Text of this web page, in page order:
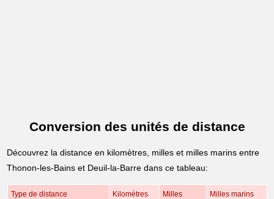
Conversion des unités de distance
Découvrez la distance en kilomètres, milles et milles marins entre
Thonon-les-Bains et Deuil-la-Barre dans ce tableau:
Type de distance Kilomètres Milles Milles marins